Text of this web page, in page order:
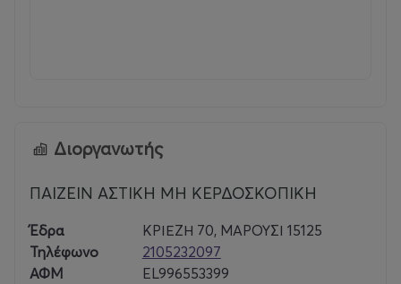
«Σιωπή» για ενήλικες αναγνώστες (Εκδόσεις Ε. & Θ.
μορφή δημιουργικής έκφρασης αλλά και ένα ουσιαστικό
κάλυψη των αναγκών του Θοδωρή και στη διατήρηση
της ποιότητας ζωής του.
Διοργανωτής
ΠΑΙΖΕΙΝ ΑΣΤΙΚΗ ΜΗ ΚΕΡΔΟΣΚΟΠΙΚΗ
Έδρα
ΚΡΙΕΖΗ 70, ΜΑΡΟΥΣΙ 15125
Τηλέφωνο
2105232097
ΑΦΜ
EL996553399